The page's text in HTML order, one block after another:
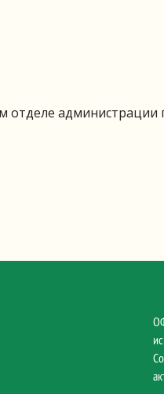
администрации